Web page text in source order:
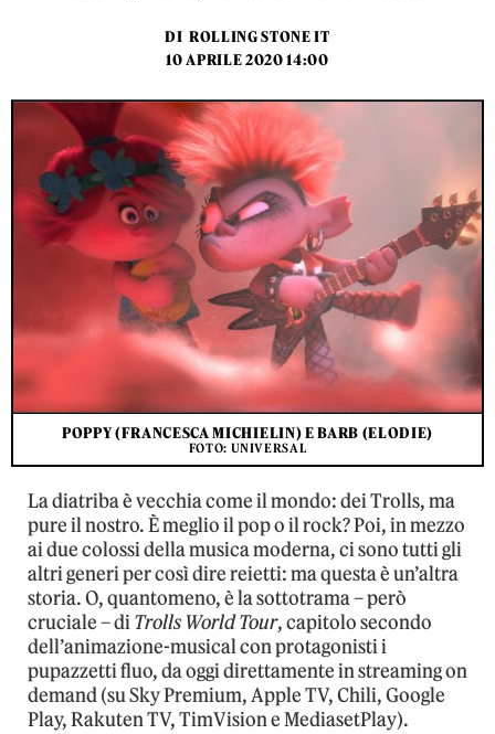
DI ROLLING STONE IT
10 APRILE 2020 14:00
POPPY (FRANCESCA MICHIELIN) E BARB (ELODIE)
FOTO: UNIVERSAL
La diatriba è vecchia come il mondo: dei Trolls, ma
pure il nostro. È meglio il pop o il rock? Poi, in mezzo
ai due colossi della musica moderna, ci sono tutti gli
altri generi per così dire reietti: ma questa è un’altra
storia. O, quantomeno, è la sottotrama – però
cruciale – diTrolls World Tour, capitolo secondo
dell’animazione-musical con protagonisti i
pupazzetti fluo, da oggi direttamente in streaming on
demand (su Sky Premium, Apple TV, Chili, Google
Play, Rakuten TV, TimVision e MediasetPlay).